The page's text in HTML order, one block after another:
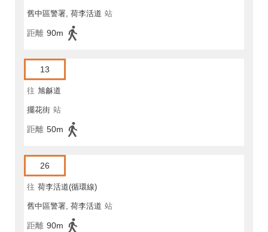
舊中區警署, 荷李活道 站
距離 90m
13
往 旭龢道
擺花街 站
距離 50m
26
往 荷李活道(循環線)
舊中區警署, 荷李活道 站
距離 90m